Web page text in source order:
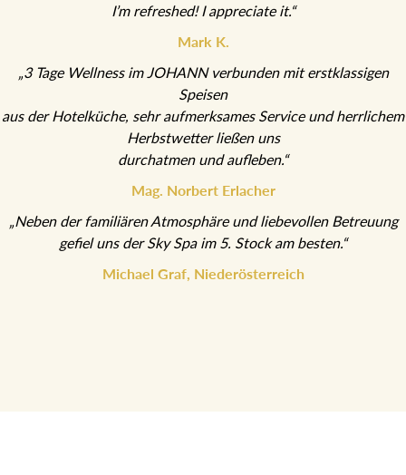
I’m refreshed! I appreciate it.“
Mark K.
„3 Tage Wellness im JOHANN verbunden mit erstklassigen
Speisen
aus der Hotelküche, sehr aufmerksames Service und herrlichem
Herbstwetter ließen uns
durchatmen und aufleben.“
Mag. Norbert Erlacher
„Neben der familiären Atmosphäre und liebevollen Betreuung
gefiel uns der Sky Spa im 5. Stock am besten.“
Michael Graf, Niederösterreich